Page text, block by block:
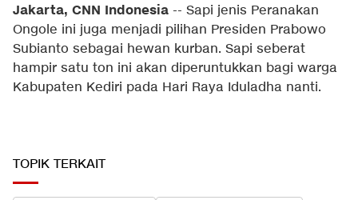
Jakarta, CNN Indonesia -- Sapi jenis Peranakan
Ongole ini juga menjadi pilihan Presiden Prabowo
Subianto sebagai hewan kurban. Sapi seberat
hampir satu ton ini akan diperuntukkan bagi warga
Kabupaten Kediri pada Hari Raya Iduladha nanti.
TOPIK TERKAIT